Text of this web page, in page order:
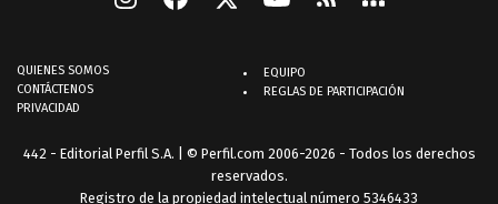
QUIENES SOMOS
CONTÁCTENOS
PRIVACIDAD
EQUIPO
REGLAS DE PARTICIPACIÓN
442 - Editorial Perfil S.A. | © Perfil.com 2006-2026 - Todos los derechos
reservados.
Registro de la propiedad intelectual número 5346433